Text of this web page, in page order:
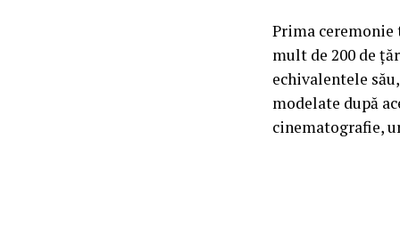
Prima ceremonie
mult de 200 de
echivalentele
modelate după
cinematografie,